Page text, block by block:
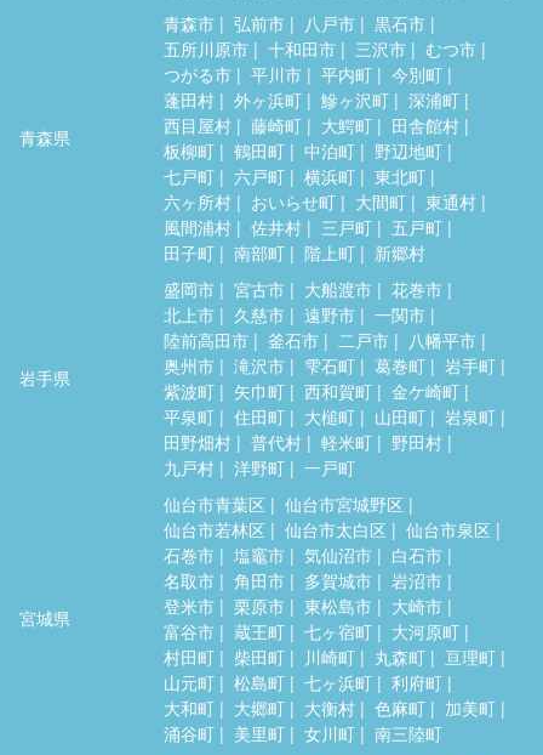
青森県
青森市 弘前市 八戸市
黒石市
五所川原市
十和田市 三沢市
むつ市
つがる市
平川市 平内町
今別町
蓬田村
外ヶ浜町 鰺ヶ沢町
深浦町
西目屋村
藤崎町 大鰐町
田舎館村
板柳町
鶴田町 中泊町
野辺地町
七戸町
六戸町 横浜町
東北町
六ヶ所村
おいらせ町 大間町
東通村
風間浦村
佐井村 三戸町
五戸町
田子町
南部町 階上町 新郷村
岩手県
盛岡市 宮古市 大船渡市
花巻市
北上市
久慈市 遠野市
一関市
陸前高田市
釜石市 二戸市
八幡平市
奥州市
滝沢市 雫石町 葛巻町
岩手町
紫波町
矢巾町 西和賀町
金ケ崎町
平泉町
住田町 大槌町 山田町
岩泉町
田野畑村
普代村 軽米町
野田村
九戸村
洋野町 一戸町
宮城県
仙台市青葉区
仙台市宮城野区
仙台市若林区
仙台市太白区
仙台市泉区
石巻市
塩竈市 気仙沼市
白石市
名取市
角田市 多賀城市
岩沼市
登米市
栗原市 東松島市
大崎市
富谷市
蔵王町 七ヶ宿町
大河原町
村田町
柴田町 川崎町 丸森町
亘理町
山元町
松島町 七ヶ浜町
利府町
大和町
大郷町 大衡村 色麻町
加美町
涌谷町
美里町 女川町 南三陸町